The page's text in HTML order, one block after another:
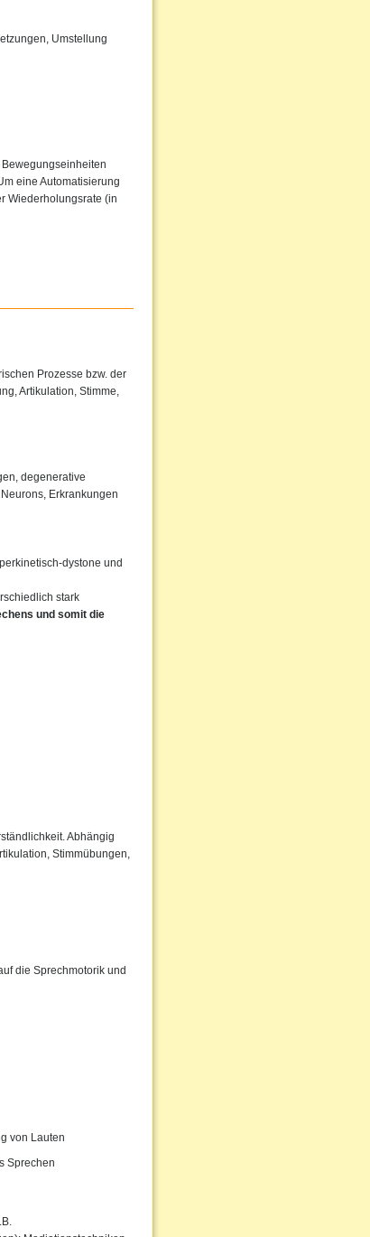
Umstellung
eine Automatisierung
Wiederholungsrate (in
Prozesse bzw. der
Artikulation, Stimme,
degenerative
Erkrankungen
dystone und
stark
und somit die
Abhängig
Stimmübungen,
die Sprechmotorik und
von Lauten
Sprechen